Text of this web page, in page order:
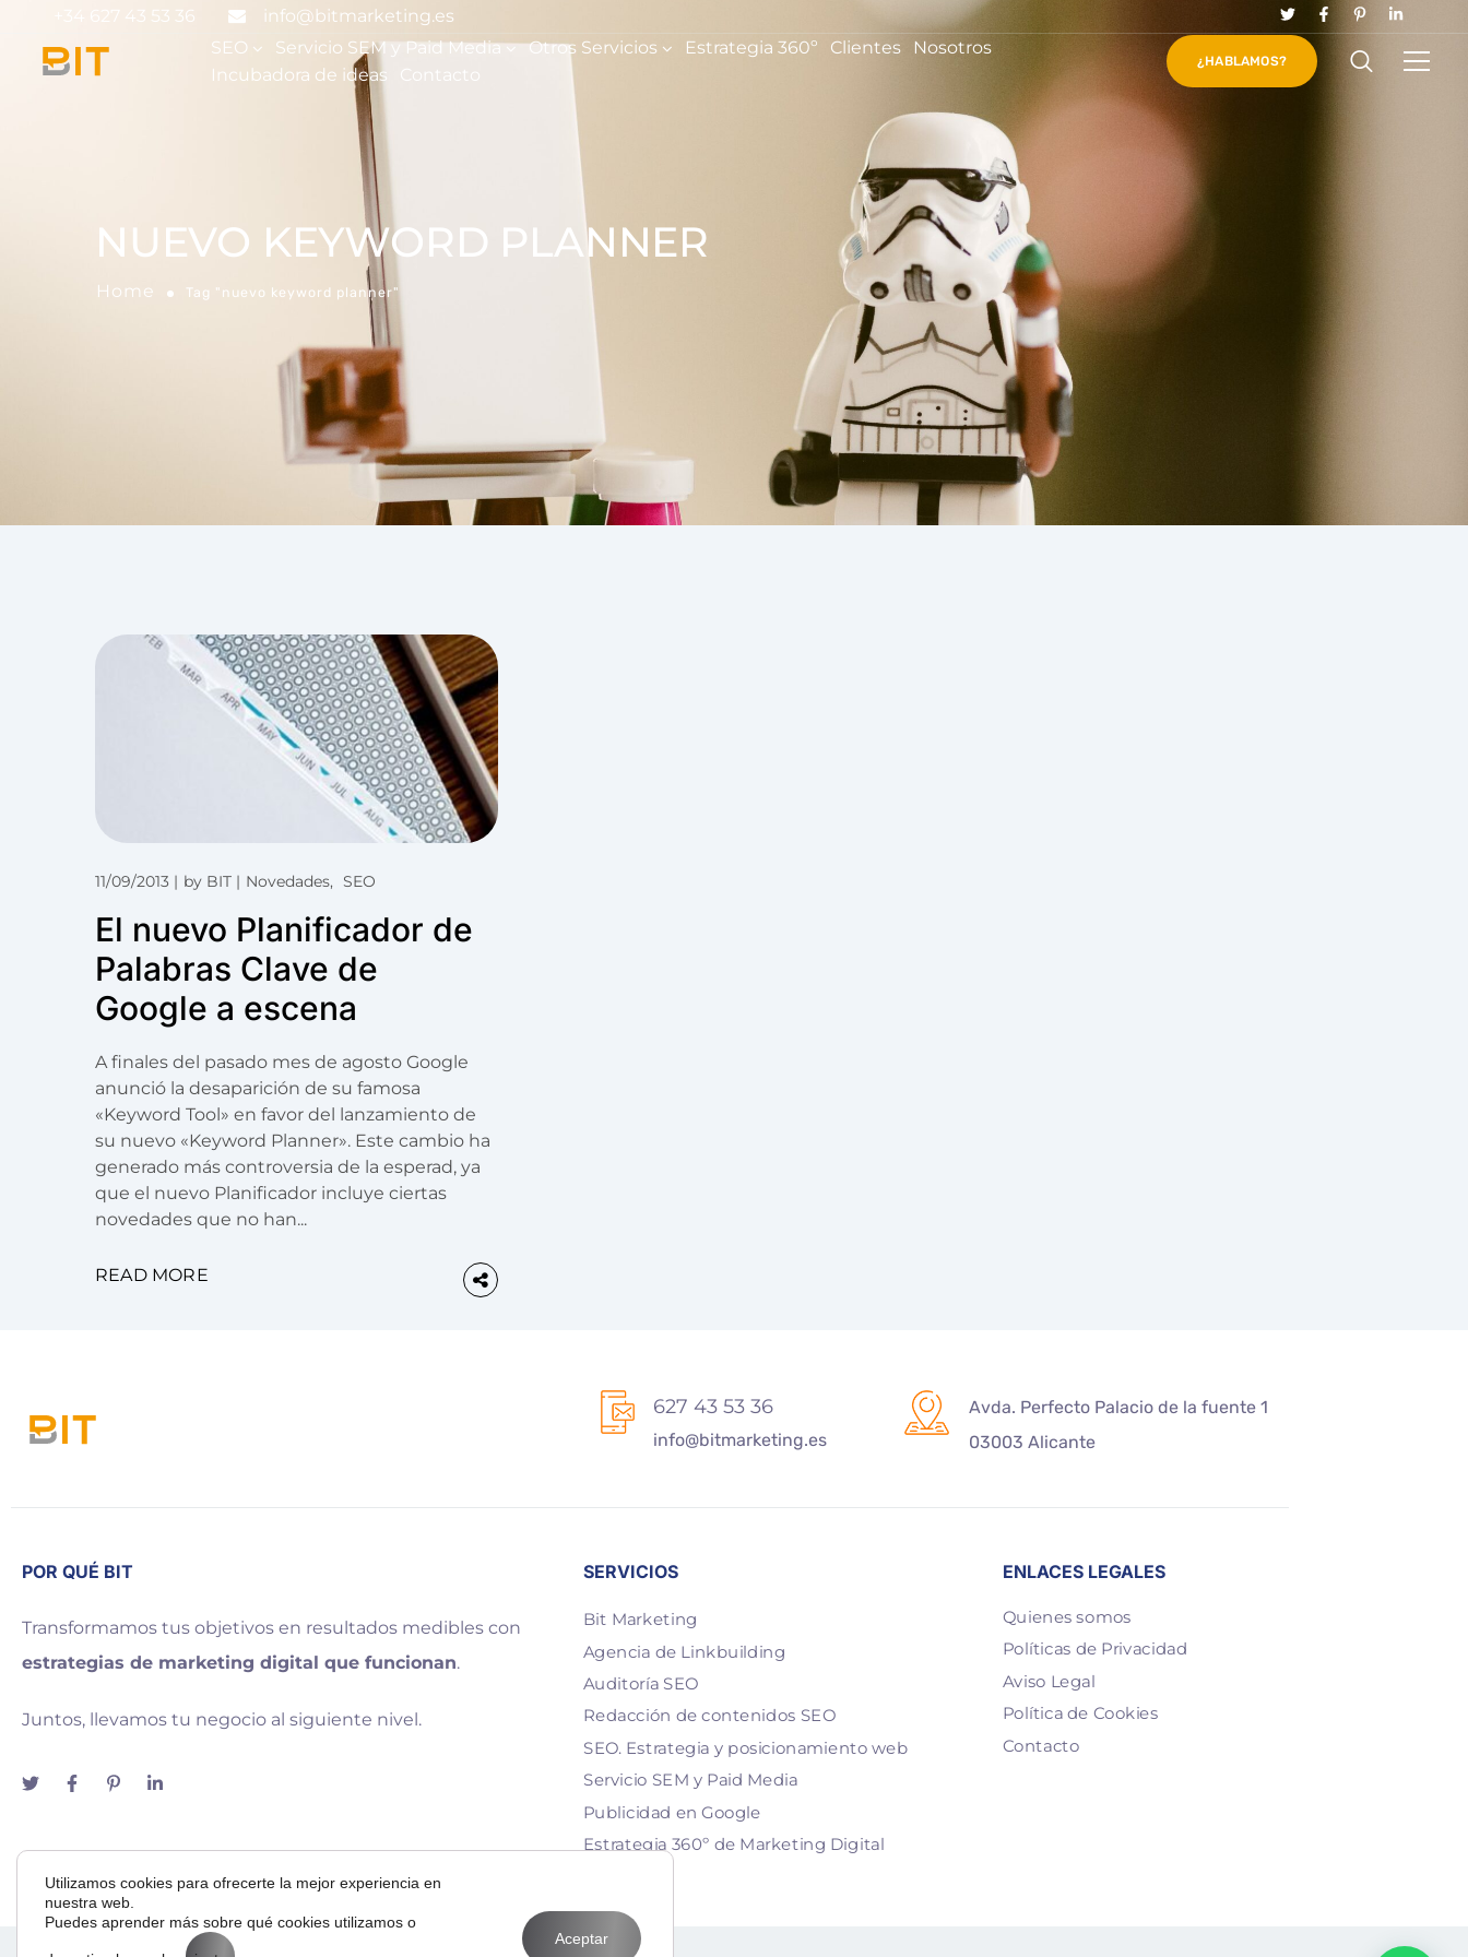
+34 627 43 53 36
info@bitmarketing.es
SEO
Servicio SEM y Paid Media Otros Servicios Estrategia 360º Clientes
Nosotros
Incubadora de ideas
Contacto
¿HABLAMOS?
NUEVO KEYWORD PLANNER
Home Tag "nuevo keyword planner"
11/09/2013 by BIT Novedades SEO
El nuevo Planificador de
Palabras Clave de
Google a escena
A finales del pasado mes de agosto Google
anunció la desaparición de su famosa
«Keyword Tool» en favor del lanzamiento de
su nuevo «Keyword Planner». Este cambio ha
generado más controversia de la esperad, ya
que el nuevo Planificador incluye ciertas
novedades que no han...
READ MORE
627 43 53 36
info@bitmarketing.es
Avda. Perfecto Palacio de la fuente 1
03003 Alicante
POR QUÉ BIT
Transformamos tus objetivos en resultados medibles con
estrategias de marketing digital que funcionan.
Juntos, llevamos tu negocio al siguiente nivel.
SERVICIOS
Bit Marketing
Agencia de Linkbuilding
Auditoría SEO
Redacción de contenidos SEO
SEO. Estrategia y posicionamiento web
Servicio SEM y Paid Media
Publicidad en Google
Estrategia 360º de Marketing Digital
ENLACES LEGALES
Quienes somos
Políticas de Privacidad
Aviso Legal
Política de Cookies
Contacto
Utilizamos cookies para ofrecerte la mejor experiencia en
nuestra web.
Puedes aprender más sobre qué cookies utilizamos o
Aceptar